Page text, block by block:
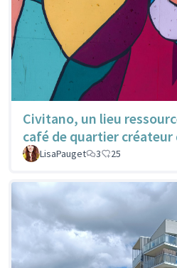
Civitano, un lieu
café de quartier créateur
LisaPauget
3 25